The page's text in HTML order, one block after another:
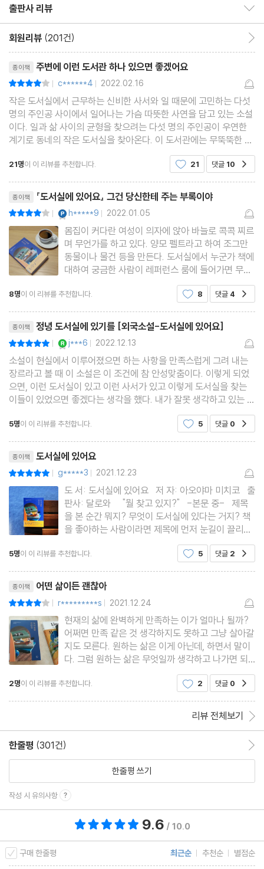
출판사 리뷰
회원리뷰 (201건)
종이책 주변에 이런 도서관 하나 있으면 좋겠어요
| c******4 | 2022.02.16
작은 도서실에서 근무하는 신비한 사서와 일 때문에 고민하는 다섯
명의 주인공 사이에서 일어나는 가슴 따뜻한 사연을 담고 있는 소설
이다. 일과 삶 사이의 균형을 찾으려는 다섯 명의 주인공이 우연한
계기로 동네의 작은 도서실을 찾아온다. 이 도서관에는 무뚝뚝한 표
정과는 달리 따뜻한 목소리의 주인공인 사서 고마치 씨가 근무한다.
이들의 사연을 들은 고마치 씨는 생뚱맞은 책
21명이 이 리뷰를 추천합니다. 21 댓글 10
종이책 『도서실에 있어요』 그건 당신한테 주는 부록이야
| h*****9 | 2022.01.05
몸집이 커다란 여성이 의자에 앉아 바늘로 콕콕 찌르
며 무언가를 하고 있다. 양모 펠트라고 하여 조그만
동물이나 물건 등을 만든다. 도서실에서 누군가 책에
대하여 궁금한 사람이 레퍼런스 룸에 들어가면 무뚝
리는 몸을 포옥 감싸는 듯하다. 사서 고마치 사유리
의 생김새에 놀랐다가 그 목소리에 안도하여 고민을
털어놓고
8명이 이 리뷰를 추천합니다. 8 댓글 4
종이책 정녕 도서실에 있기를 [외국소설-도서실에 있어요]
| j***6 | 2022.12.13
소설이 현실에서 이루어졌으면 하는 사항을 만족스럽게 그려 내는
장르라고 볼 때 이 소설은 이 조건에 참 안성맞춤이다. 이렇게 되었
으면, 이런 도서실이 있고 이런 사서가 있고 이렇게 도서실을 찾는
이들이 있었으면 좋겠다는 생각을 했다. 내가 잘못 생각하고 있는 것
일 수도 있다. 우리 주변에 이미 있는데 내가 미처 모르고 있는 것일
5명이 이 리뷰를 추천합니다. 5 댓글 0
종이책 도서실에 있어요
| g*****3 | 2021.12.23
도 서: 도서실에 있어요 저 자: 아오야마 미치코 출
판사: 달로와 "뭘 찾고 있지?" -본문 중- 제목
을 본 순간 뭐지? 무엇이 도서실에 있다는 거지? 책
을 좋아하는 사람이라면 제목에 먼저 눈길이 끌리게
된다. 일본 서점대상 2위라는 [도서실에 있어요]는
도서실에 방문한 다섯 명의 인물의 이야기를 다루고
있다. 각각 나이가 다르고 그들이 가진 상황 또한 다
5명이 이 리뷰를 추천합니다. 5 댓글 2
종이책 어떤 삶이든 괜찮아
| r*********s | 2021.12.24
현재의 삶에 완벽하게 만족하는 이가 얼마나 될까?
어쩌면 만족 같은 것 생각하지도 못하고 그냥 살아갈
지도 모른다. 원하는 삶은 이게 아닌데, 하면서 말이
다. 그럼 원하는 삶은 무엇일까 생각하고 나가면 되
는 거 아닐까. 알다시피 말처럼 쉬운 게 아니다. 왜 이
리 삶은 어렵고 버거울까. 소설에서도 마찬가지로 아
오야마 미치코의 소설 『도서실에 있어요』 속 인물들
2명이 이 리뷰를 추천합니다. 2 댓글 0
리뷰 전체보기
한줄평 (301건)
한줄평 쓰기
작성 시 유의사항
9.6 / 10.0
구매 한줄평 최근순 추천순 별점순